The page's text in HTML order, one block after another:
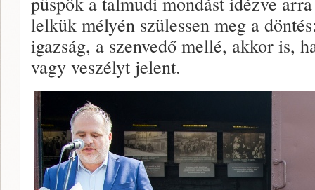
lelkük mélyén szülessen meg a
igazság, a szenvedő mellé, akkor is,
vagy veszélyt jelent.